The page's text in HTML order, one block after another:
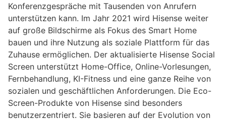
Konferenzgespräche mit Tausenden von Anrufern
unterstützen kann. Im Jahr 2021 wird Hisense weiter
auf große Bildschirme als Fokus des Smart Home
bauen und ihre Nutzung als soziale Plattform für das
Zuhause ermöglichen. Der aktualisierte Hisense Social
Screen unterstützt Home-Office, Online-Vorlesungen,
Fernbehandlung, KI-Fitness und eine ganze Reihe von
sozialen und geschäftlichen Anforderungen. Die Eco-
Screen-Produkte von Hisense sind besonders
benutzerzentriert. Sie basieren auf der Evolution von